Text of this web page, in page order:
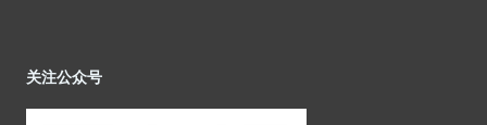
关注公众号